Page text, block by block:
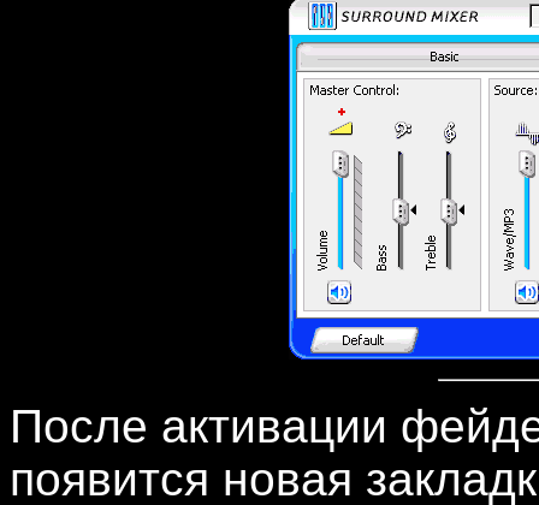
После активации
появится новая